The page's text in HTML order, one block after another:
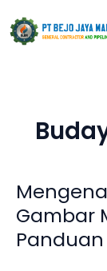
ke
konten
Gambar
Mengenal
dan
Memahami
Gambar